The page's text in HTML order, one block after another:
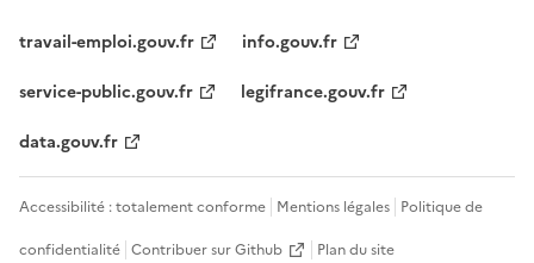
travail-emploi.gouv.fr
info.gouv.fr
service-public.gouv.fr
legifrance.gouv.fr
data.gouv.fr
Accessibilité : totalement conforme Mentions légales Politique de
confidentialité Contribuer sur Github Plan du site